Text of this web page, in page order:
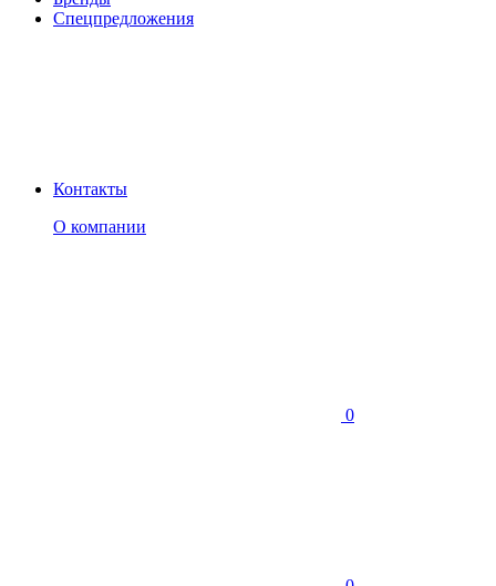
Спецпредложения
Контакты
О компании
0